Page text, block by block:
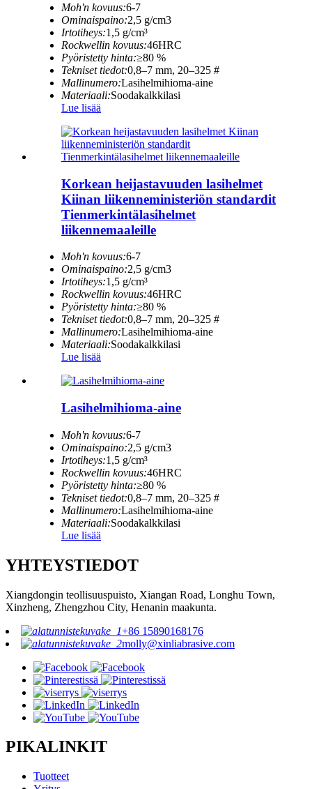
Moh'n kovuus:6-7
Ominaispaino:2,5 g/cm3
Irtotiheys:1,5 g/cm³
Rockwellin kovuus:46HRC
Pyöristetty hinta:≥80 %
Tekniset tiedot:0,8–7 mm, 20–325 #
Mallinumero:Lasihelmihioma-aine
Materiaali:Soodakalkkilasi
Lue lisää
Korkean heijastavuuden lasihelmet
Kiinan liikenneministeriön standardit
Tienmerkintälasihelmet
liikennemaaleille
Moh'n kovuus:6-7
Ominaispaino:2,5 g/cm3
Irtotiheys:1,5 g/cm³
Rockwellin kovuus:46HRC
Pyöristetty hinta:≥80 %
Tekniset tiedot:0,8–7 mm, 20–325 #
Mallinumero:Lasihelmihioma-aine
Materiaali:Soodakalkkilasi
Lue lisää
Lasihelmihioma-aine
Moh'n kovuus:6-7
Ominaispaino:2,5 g/cm3
Irtotiheys:1,5 g/cm³
Rockwellin kovuus:46HRC
Pyöristetty hinta:≥80 %
Tekniset tiedot:0,8–7 mm, 20–325 #
Mallinumero:Lasihelmihioma-aine
Materiaali:Soodakalkkilasi
Lue lisää
YHTEYSTIEDOT
Xiangdongin teollisuuspuisto, Xiangan Road, Longhu Town,
Xinzheng, Zhengzhou City, Henanin maakunta.
+86 15890168176
molly@xinliabrasive.com
PIKALINKIT
Tuotteet